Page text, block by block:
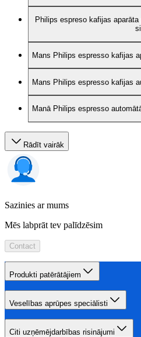
Philips espreso kafijas
Mans Philips espresso kafijas
Mans Philips espresso kafijas
Manā Philips espresso
Rādīt vairāk
Sazinies ar mums
Mēs labprāt tev palīdzēsim
Contact
Produkti patērātājiem
Veselības aprūpes speciālisti
Citi uzņēmējdarbības risinājumi